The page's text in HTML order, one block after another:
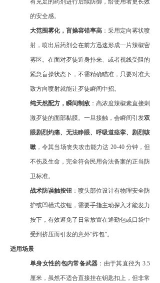
有充足的药剂进行后续防御，给使用者更长效
的安全感。
大范围雾化，盲操容错率高 ：采用定向雾状喷
射，喷出后药剂会在前方迅速形成一片辣椒密
雾区。在面对歹徒近身扑来、或者视线受阻的
紧急盲操状态下，不需精确瞄准，只要对准大
致方向喷射就能让歹徒瞬间中招。
纯天然配方，瞬间制敌 ：高浓度辣椒素直接刺
激歹徒的面部黏膜。一旦接触，会瞬间引发双
眼剧烈灼痛、无法睁眼、呼吸道痉挛、剧烈咳
嗽 ，令其当场丧失攻击能力达 20-40 分钟，但
不伤及生命，完全符合民用合法备案的正当防
卫标准。
战术防误触按钮 ：喷头部位设计有物理安全防
护或凹槽式按钮，需要手指主动探入才能发力
按下，有效避免了日常放置在通勤包或口袋中
受到挤压而引发的意外“炸包”。
适用场景
单身女性的包内常备武器 ：由于其直径为 3.5
厘米，虽然不适合直接挂在钥匙扣上，但非常